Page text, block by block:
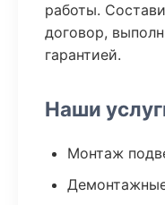
работы.
договор,
гарантией.
Наши
Монтаж